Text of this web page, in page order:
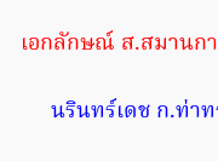
เอกลักษณ์ ส.สมานก
นรินทร์เดช ก.ท่า